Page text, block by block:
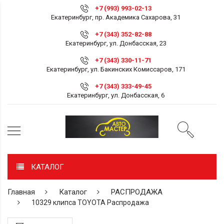
+7 (993) 993-02-13
Екатеринбург, пр. Академика Сахарова, 31
+7 (343) 352-82-88
Екатеринбург, ул. Донбасская, 23
+7 (343) 330-11-71
Екатеринбург, ул. Бакинских Комиссаров, 171
+7 (343) 333-49-45
Екатеринбург, ул. Донбасская, 6
КАТАЛОГ
Главная Каталог РАСПРОДАЖА
10329 клипса TOYOTA Распродажа